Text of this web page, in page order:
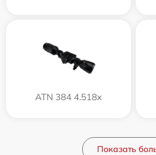
ATN 384 4.518x
Показать